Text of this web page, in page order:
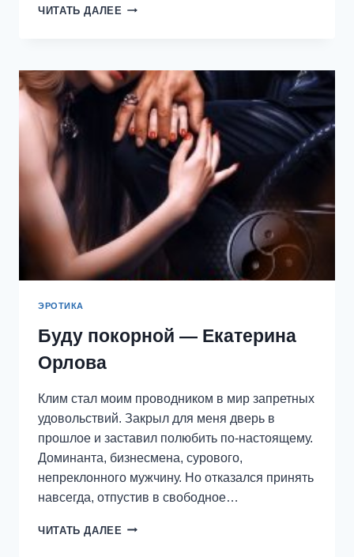
ЧИТАТЬ ДАЛЕЕ ЦЕНА
ОРЛОВА
ЭРОТИКА
Буду покорной — Екатерина
Орлова
Клим стал моим проводником в мир запретных
удовольствий. Закрыл для меня дверь в
прошлое и заставил полюбить по-настоящему.
Доминанта, бизнесмена, сурового,
непреклонного мужчину. Но отказался принять
навсегда, отпустив в свободное…
ЧИТАТЬ ДАЛЕЕ БУДУ